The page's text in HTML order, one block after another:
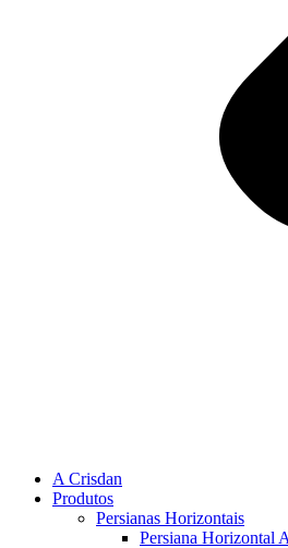
A Crisdan
Produtos
Persianas Horizontais
Persiana Horizontal